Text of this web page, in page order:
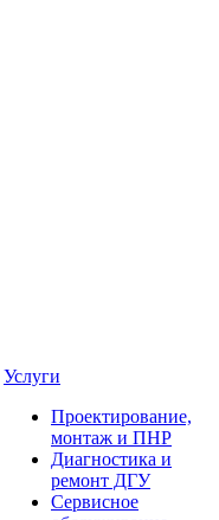
Услуги
Проектирование,
монтаж и ПНР
Диагностика и
ремонт ДГУ
Сервисное